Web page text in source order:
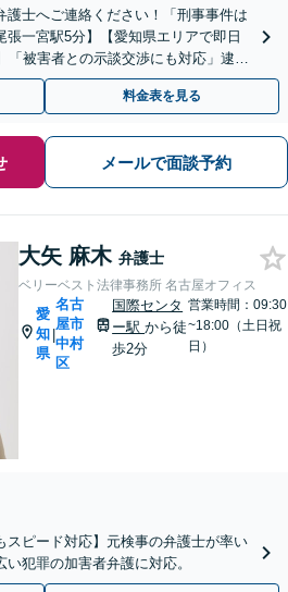
護士へご連絡ください！「刑事事件は
一宮駅5分】【愛知県エリアで即日
「被害者との示談交渉にも対応」逮捕
方も相談可【完全個室制】
料金表を見る
メールで面談予約
大矢 麻木 弁護士
ベリーベスト法律事務所 名古屋オフィス
愛
知
県
|
名古
屋市
中村
区
国際センタ
ー駅から徒
歩2分
営業時間：09:30
~18:00（土日祝
日）
スピード対応】元検事の弁護士が率い
犯罪の加害者弁護に対応。